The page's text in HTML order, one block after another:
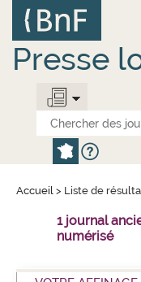
contenu
principal
Presse
Accueil > Liste de
1 journal
numérisé
Panneau de gestion des